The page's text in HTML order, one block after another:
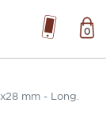
0
mm - Long.